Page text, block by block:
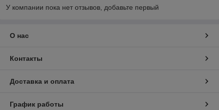
У компании пока нет отзывов, добавьте первый
О нас
Контакты
Доставка и оплата
График работы